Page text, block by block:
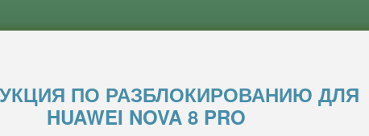
ПО РАЗБЛОКИРОВАНИЮ ДЛЯ
HUAWEI NOVA 8 PRO